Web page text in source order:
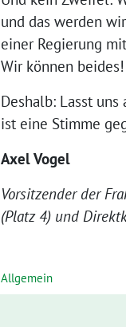
und das werden
einer Regierung
Wir können beides!
Deshalb: Lasst
ist eine Stimme
Axel Vogel
Vorsitzender der
(Platz 4) und
Allgemein